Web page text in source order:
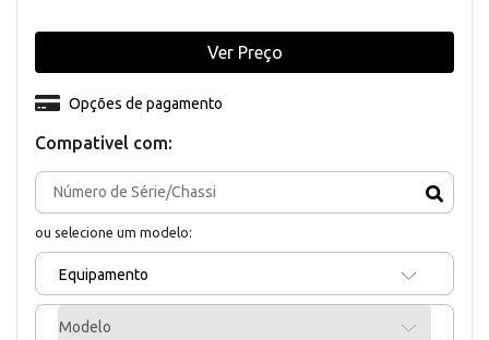
Compativel com:
ou selecione um modelo:
Equipamento
Modelo
Opções de pagamento
Ver Preço